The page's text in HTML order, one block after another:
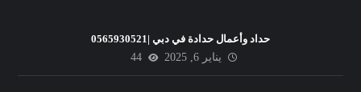
حداد وأعمال حدادة في دبي |0565930521
يناير 6, 2025
44